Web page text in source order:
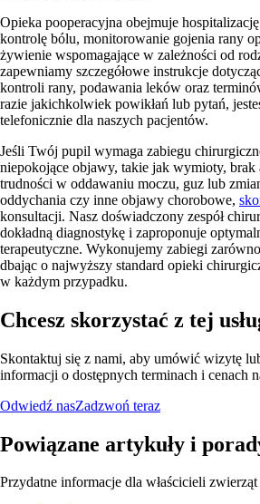
Opieka pooperacyjna obejmuje
kontrolę bólu, monitorowanie gojenia rany
żywienie wspomagające w zależności od
zapewniamy szczegółowe instrukcje
kontroli rany, podawania leków oraz
razie jakichkolwiek powikłań lub pytań,
telefonicznie dla naszych pacjentów.
Jeśli Twój pupil wymaga zabiegu
niepokojące objawy, takie jak wymioty, brak
trudności w oddawaniu moczu, guz lub
oddychania czy inne objawy chorobowe,
konsultacji. Nasz doświadczony zespół
dokładną diagnostykę i zaproponuje
terapeutyczne. Wykonujemy zabiegi
dbając o najwyższy standard opieki
w każdym przypadku.
Chcesz skorzystać z tej
Skontaktuj się z nami, aby umówić wizytę
informacji o dostępnych terminach i cenach
Odwiedź nasZadzwoń teraz
Powiązane artykuły i
Przydatne informacje dla właścicieli zwierząt